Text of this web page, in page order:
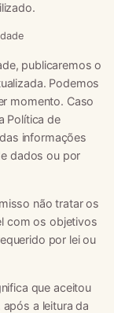
publicaremos o
Podemos
momento. Caso
Política de
informações
dados ou por
não tratar os
com os objetivos
por lei ou
que aceitou
a leitura da